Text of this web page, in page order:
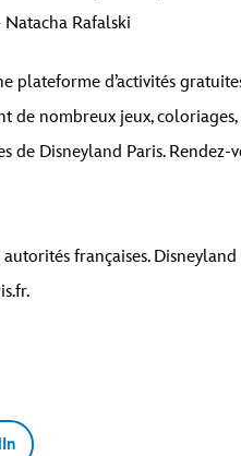
Natacha Rafalski
plateforme d’activités
de nombreux jeux, coloriages,
de Disneyland Paris. Rendez-
françaises. Disneyland